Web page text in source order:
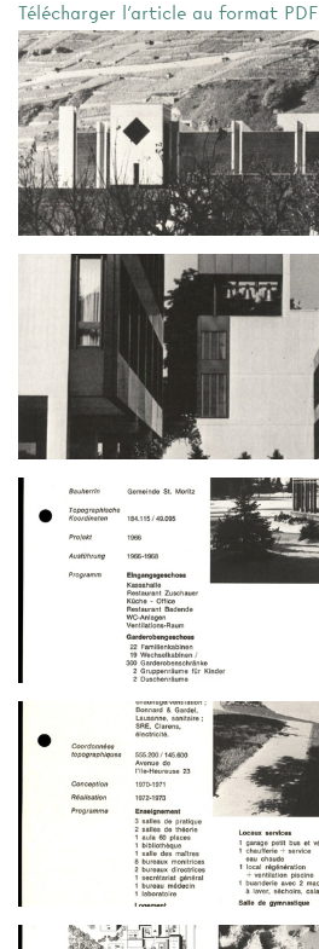
Télécharger l'article au format PDF